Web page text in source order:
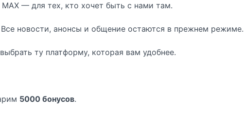
— для тех, кто хочет быть с нами там.
Все новости, анонсы и общение остаются в прежнем режиме.
ту платформу, которая вам удобнее.
5000 бонусов.